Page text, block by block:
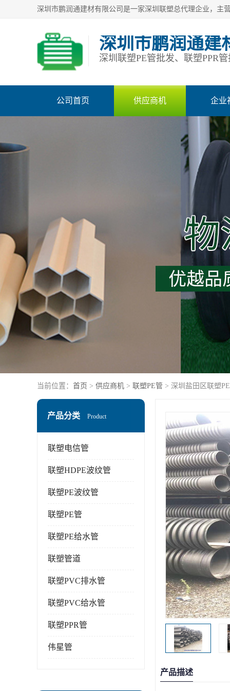
深圳市鹏润通建
公司首页 供应商机 企业
当前位置： 首页 > 供应商机 > 联塑PE管 > 深圳盐田区联塑
产品分类 Product
联塑电信管
联塑HDPE波纹管
联塑PE波纹管
联塑PE管
联塑PE给水管
联塑管道
联塑PVC排水管
联塑PVC给水管
联塑PPR管
伟星管
产品描述